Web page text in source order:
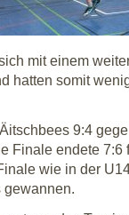
mit einem
hatten somit
9:4
Finale endete 7:6
wie in der